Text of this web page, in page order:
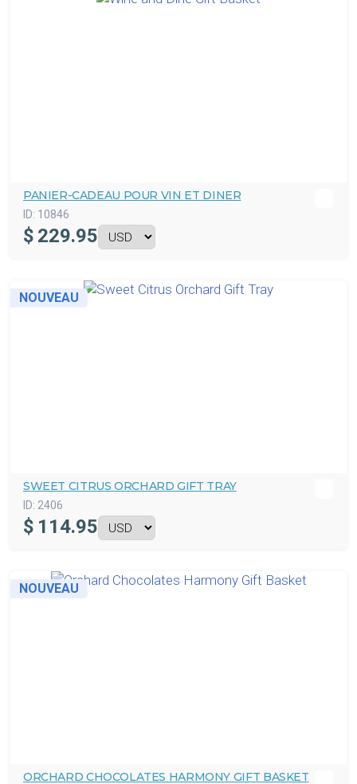
PANIER-CADEAU POUR VIN ET DINER
ID: 10846
$ 229.95
NOUVEAU
SWEET CITRUS ORCHARD GIFT TRAY
ID: 2406
$ 114.95
NOUVEAU
ORCHARD CHOCOLATES HARMONY GIFT BASKET